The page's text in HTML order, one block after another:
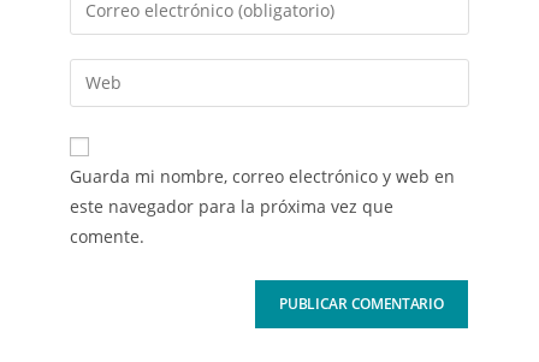
Guarda mi nombre, correo electrónico y web en
este navegador para la próxima vez que
comente.